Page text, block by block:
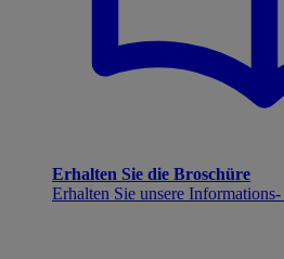
Erhalten Sie die Broschüre
Erhalten Sie unsere